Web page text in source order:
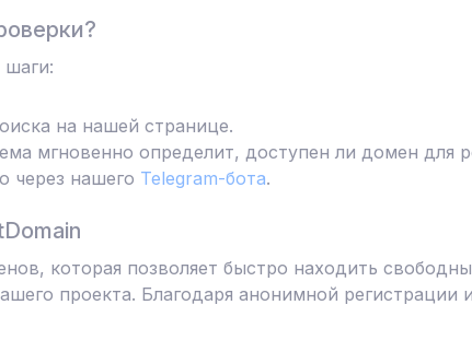
на нашей странице.
мгновенно определит, доступен ли домен для
через нашего Telegram-бота.
которая позволяет быстро находить
проекта. Благодаря анонимной регистрации